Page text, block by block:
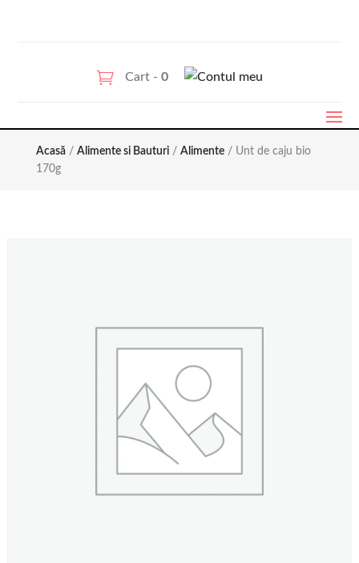
Cart - 0
Acasă/ Alimente si Bauturi/ Alimente/ Unt de caju bio
170g